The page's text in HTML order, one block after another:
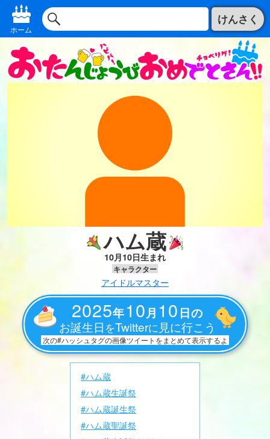
ホーム
けんさく
ハム蔵
10月10日生まれ
キャラクター
アイドルマスター
2025年10月 10 日の
お誕生日 をTwitterに 見に行こう
次の#ハッシュタグの画像ツイートをまとめて表示するよ
#ハム蔵
#ハム蔵生誕祭
#ハム蔵誕生祭
#ハム蔵聖誕祭